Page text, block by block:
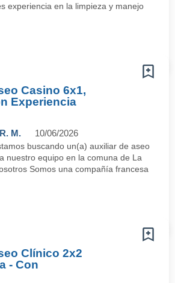
experiencia en la limpieza y manejo
Casino 6x1,
Experiencia
M. 10/06/2026
buscando un(a) auxiliar de aseo
nuestro equipo en la comuna de La
Somos una compañía francesa
Clínico 2x2
- Con